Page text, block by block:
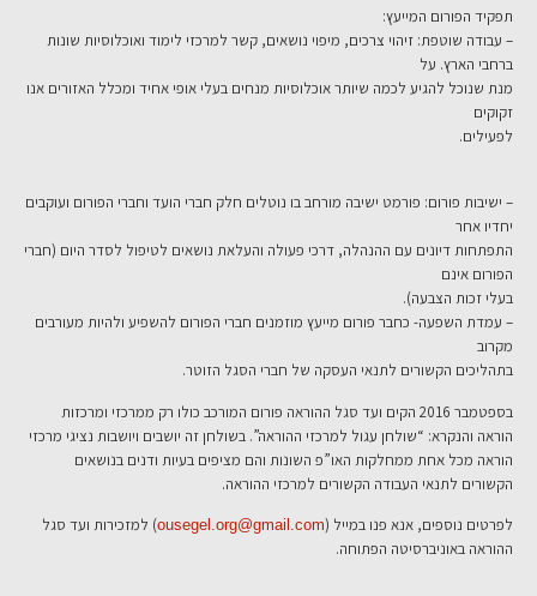
תפקיד הפורום המייעץ:
– עבודה שוטפת: זיהוי צרכים, מיפוי נושאים, קשר למרכזי לימוד ואוכלוסיות שונות
ברחבי הארץ. על
מנת שנוכל להגיע לכמה שיותר אוכלוסיות מנחים בעלי אופי אחיד ומכלל האזורים אנו
זקוקים
לפעילים.
– ישיבות פורום: פורמט ישיבה מורחב בו נוטלים חלק חברי הועד וחברי הפורום ועוקבים
יחדיו אחר
התפתחות דיונים עם ההנהלה, דרכי פעולה והעלאת נושאים לטיפול לסדר היום (חברי
הפורום אינם
בעלי זכות הצבעה).
– עמדת השפעה- כחבר פורום מייעץ מוזמנים חברי הפורום להשפיע ולהיות מעורבים
מקרוב
בתהליכים הקשורים לתנאי העסקה של חברי הסגל הזוטר.
בספטמבר 2016 הקים ועד סגל ההוראה פורום המורכב כולו רק ממרכזי ומרכזות
הוראה והנקרא: “שולחן עגול למרכזי ההוראה”. בשולחן זה יושבים ויושבות נציגי מרכזי
הוראה מכל אחת ממחלקות האו”פ השונות והם מציפים בעיות ודנים בנושאים
הקשורים לתנאי העבודה הקשורים למרכזי ההוראה.
לפרטים נוספים, אנא פנו במייל (ousegel.org@gmail.com) למזכירות ועד סגל
ההוראה באוניברסיטה הפתוחה.